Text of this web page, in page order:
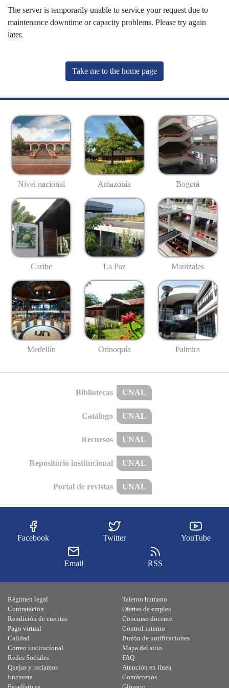
The server is temporarily unable to service your request due to
maintenance downtime or capacity problems. Please try again
later.
Take me to the home page
Nivel nacional Amazonía Bogotá
Caribe La Paz Manizales
Medellín Orinoquía Palmira
Bibliotecas UNAL
Catálogo UNAL
Recursos UNAL
Repositorio institucional UNAL
Portal de revistas UNAL
Facebook Twitter YouTube
Email RSS
Régimen legal
Contratación
Rendición de cuentas
Pago virtual
Calidad
Talento humano
Ofertas de empleo
Concurso docente
Control interno
Buzón de notificaciones
Correo institucional
Redes Sociales
Quejas y reclamos
Encuesta
Mapa del sitio
FAQ
Atención en línea
Contáctenos